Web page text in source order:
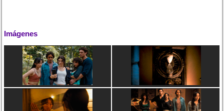
Imágenes